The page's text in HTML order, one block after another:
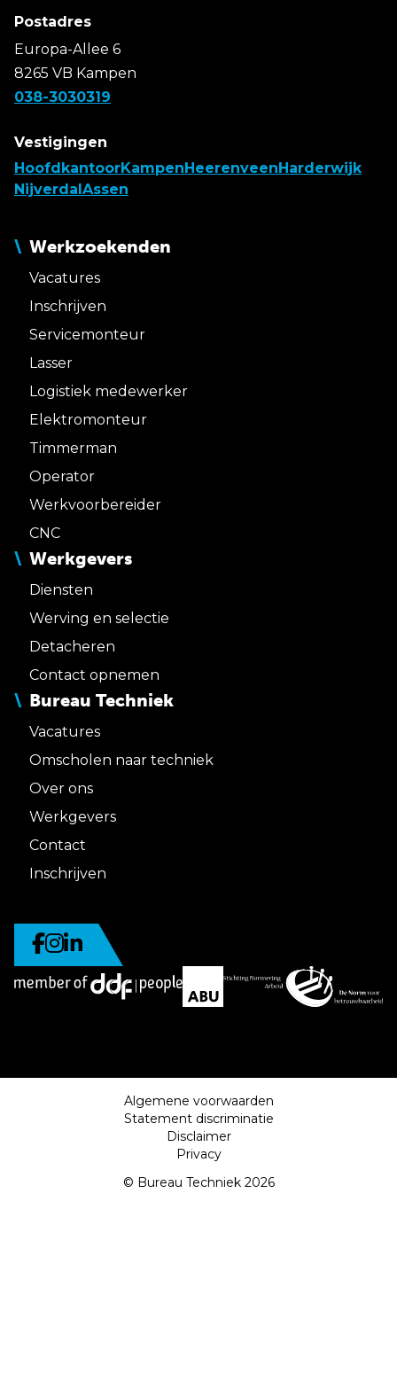
Postadres
Europa-Allee 6
8265 VB Kampen
038-3030319
Vestigingen
HoofdkantoorKampen Heerenveen Harderwijk
Nijverdal Assen
Werkzoekenden
Vacatures
Inschrijven
Servicemonteur
Lasser
Logistiek medewerker
Elektromonteur
Timmerman
Operator
Werkvoorbereider
CNC
Werkgevers
Diensten
Werving en selectie
Detacheren
Contact opnemen
Bureau Techniek
Vacatures
Omscholen naar techniek
Over ons
Werkgevers
Contact
Inschrijven
Algemene voorwaarden
Statement discriminatie
Disclaimer
Privacy
© Bureau Techniek 2026